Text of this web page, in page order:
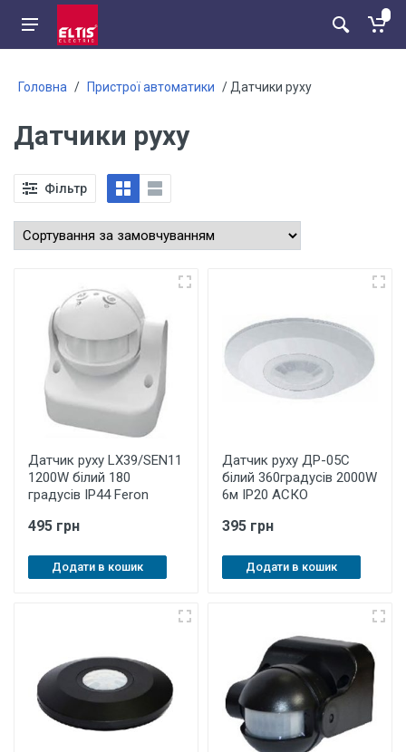
Головна / Пристрої автоматики / Датчики руху
Датчики руху
Фільтр
Датчик руху LX39/SEN11
1200W білий 180
градусів IP44 Feron
495 грн
Додати в кошик
Датчик руху ДР-05С
білий 360градусів 2000W
6м ІР20 АСКО
395 грн
Додати в кошик